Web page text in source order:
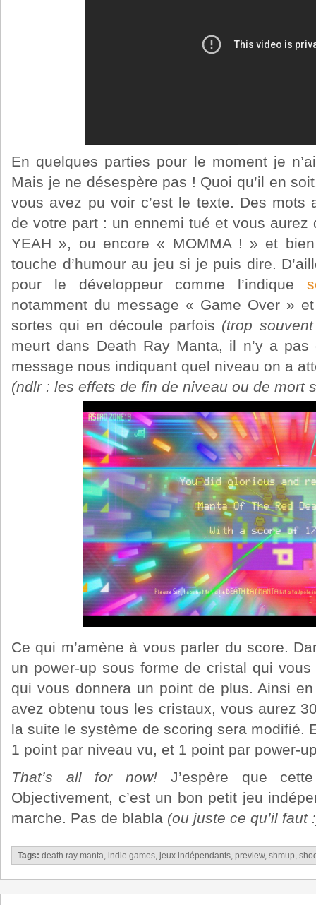
En quelques parties pour le moment je
Mais je ne désespère pas ! Quoi qu’il en
vous avez pu voir c’est le texte. Des mots
de votre part : un ennemi tué et vous
YEAH », ou encore « MOMMA ! » et
touche d’humour au jeu si je puis dire.
pour le développeur comme l’indique
notamment du message « Game Over »
sortes qui en découle parfois (trop
meurt dans Death Ray Manta, il n’y a
message nous indiquant quel niveau on a
(ndlr : les effets de fin de niveau ou de mort
Ce qui m’amène à vous parler du score.
un power-up sous forme de cristal qui
qui vous donnera un point de plus. Ainsi
avez obtenu tous les cristaux, vous aurez
la suite le système de scoring sera modifié.
1 point par niveau vu, et 1 point par power-
That’s all for now! J’espère que
Objectivement, c’est un bon petit jeu
marche. Pas de blabla (ou juste ce qu’il faut
Tags: death ray manta, indie games, jeux indépendants, preview, shmup,